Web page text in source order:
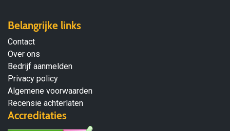
Belangrijke links
Contact
Over ons
Bedrijf aanmelden
Privacy policy
Algemene voorwaarden
Recensie achterlaten
Accreditaties